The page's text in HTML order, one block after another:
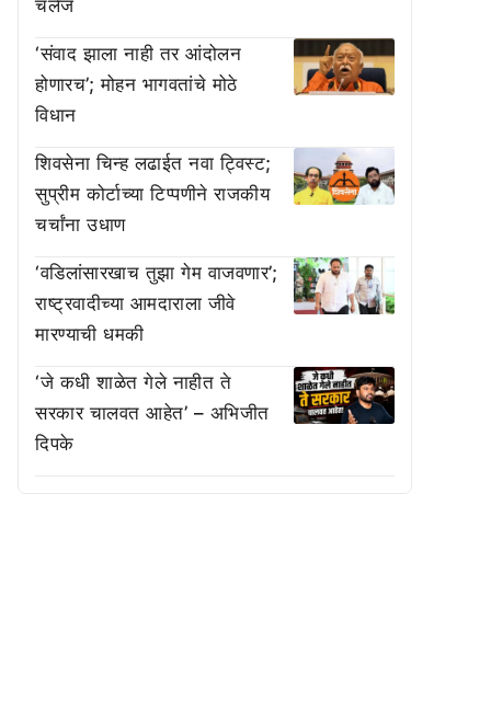
चॅलेंज
‘संवाद झाला नाही तर आंदोलन
होणारच’; मोहन भागवतांचे मोठे
विधान
शिवसेना चिन्ह लढाईत नवा ट्विस्ट;
सुप्रीम कोर्टाच्या टिप्पणीने राजकीय
चर्चांना उधाण
‘वडिलांसारखाच तुझा गेम वाजवणार’;
राष्ट्रवादीच्या आमदाराला जीवे
मारण्याची धमकी
‘जे कधी शाळेत गेले नाहीत ते
सरकार चालवत आहेत’ – अभिजीत
दिपके